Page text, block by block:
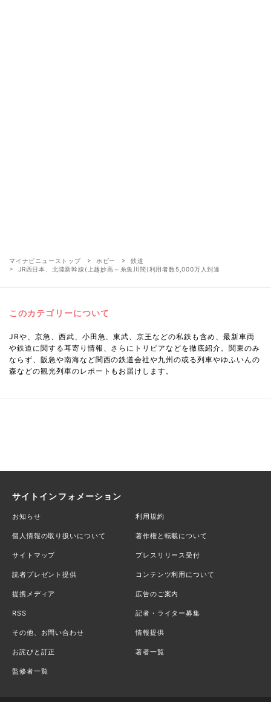
マイナビニューストップ ホビー
鉄道
JR西日本、北陸新幹線(上越妙高～糸魚川間)利用者数5,000万人到達
このカテゴリーについて
JRや、京急、西武、小田急、東武、京王などの私鉄も含め、最新車両
や鉄道に関する耳寄り情報、さらにトリビアなどを徹底紹介。関東のみ
ならず、阪急や南海など関西の鉄道会社や九州の或る列車やゆふいんの
森などの観光列車のレポートもお届けします。
サイトインフォメーション
お知らせ 利用規約
個人情報の取り扱いについて 著作権と転載について
サイトマップ プレスリリース受付
読者プレゼント提供 コンテンツ利用について
提携メディア 広告のご案内
RSS 記者・ライター募集
その他、お問い合わせ 情報提供
お詫びと訂正 著者一覧
監修者一覧